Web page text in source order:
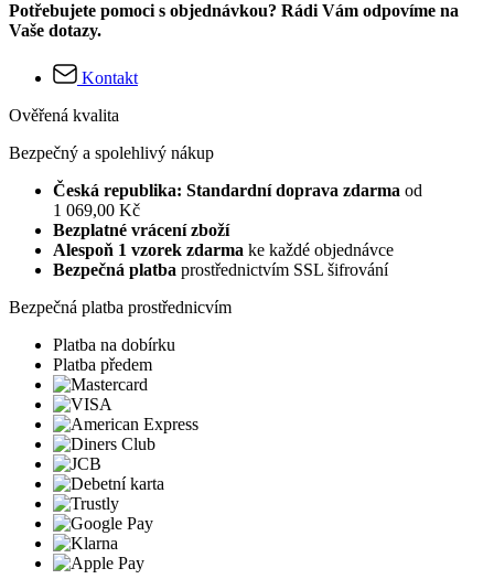
Potřebujete pomoci s objednávkou? Rádi Vám odpovíme na
Vaše dotazy.
Kontakt
Ověřená kvalita
Bezpečný a spolehlivý nákup
Česká republika: Standardní doprava zdarma od
1 069,00 Kč
Bezplatné vrácení zboží
Alespoň 1 vzorek zdarma ke každé objednávce
Bezpečná platba prostřednictvím SSL šifrování
Bezpečná platba prostřednicvím
Platba na dobírku
Platba předem